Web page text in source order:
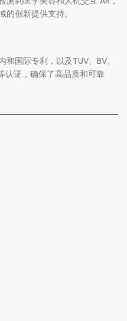
的创新提供支持。
国际专利，以及TUV、BV、
认证，确保了高品质和可靠